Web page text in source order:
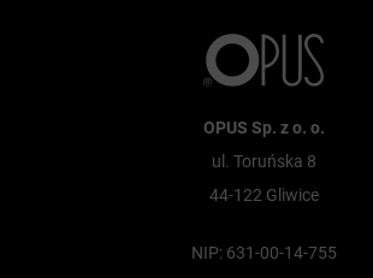
OPUS Sp. z o. o.
ul. Toruńska 8
44-122 Gliwice
NIP: 631-00-14-755